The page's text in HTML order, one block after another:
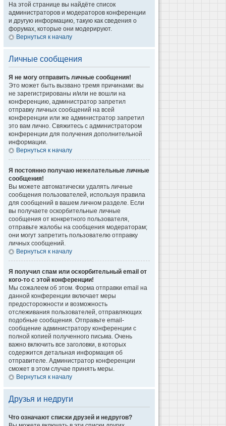
На этой странице вы найдёте список
администраторов и модераторов конференции
и другую информацию, такую как сведения о
форумах, которые они модерируют.
Вернуться к началу
Личные сообщения
Я не могу отправить личные сообщения!
Это может быть вызвано тремя причинами: вы
не зарегистрированы и/или не вошли на
конференцию, администратор запретил
отправку личных сообщений на всей
конференции или же администратор запретил
это вам лично. Свяжитесь с администратором
конференции для получения дополнительной
информации.
Вернуться к началу
Я постоянно получаю нежелательные личные
сообщения!
Вы можете автоматически удалять личные
сообщения пользователей, используя правила
для сообщений в вашем личном разделе. Если
вы получаете оскорбительные личные
сообщения от конкретного пользователя,
отправьте жалобы на сообщения модераторам;
они могут запретить пользователю отправку
личных сообщений.
Вернуться к началу
Я получил спам или оскорбительный email от
кого-то с этой конференции!
Мы сожалеем об этом. Форма отправки email на
данной конференции включает меры
предосторожности и возможность
отслеживания пользователей, отправляющих
подобные сообщения. Отправьте email-
сообщение администратору конференции с
полной копией полученного письма. Очень
важно включить все заголовки, в которых
содержится детальная информация об
отправителе. Администратор конференции
сможет в этом случае принять меры.
Вернуться к началу
Друзья и недруги
Что означают списки друзей и недругов?